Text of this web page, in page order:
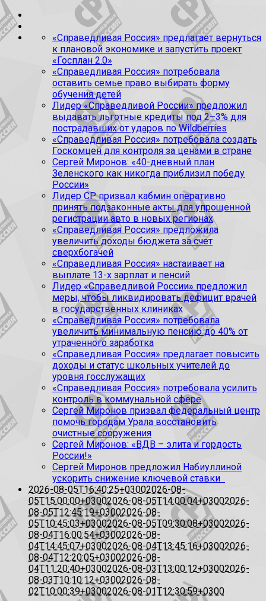
«Справедливая Россия» предлагает вернуться
к плановой экономике и запустить проект
«Госплан 2.0»
«Справедливая Россия» потребовала
оставить семье право выбирать форму
обучения детей
Лидер «Справедливой России» предложил
выдавать льготные кредиты под 2–3% для
пострадавших от ударов по Wildberries
«Справедливая Россия» потребовала создать
Госкомцен для контроля за ценами в стране
Сергей Миронов: «40-дневный план
Зеленского как никогда приблизил победу
России»
Лидер СР призвал кабмин оперативно
принять подзаконные акты для упрощенной
регистрации авто в новых регионах
«Справедливая Россия» предложила
увеличить доходы бюджета за счет
сверхбогачей
«Справедливая Россия» настаивает на
выплате 13-х зарплат и пенсий
Лидер «Справедливой России» предложил
меры, чтобы ликвидировать дефицит врачей
в государственных клиниках
«Справедливая Россия» потребовала
увеличить минимальную пенсию до 40% от
утраченного заработка
«Справедливая Россия» предлагает повысить
доходы и статус школьных учителей до
уровня госслужащих
«Справедливая Россия» потребовала усилить
контроль в коммунальной сфере
Сергей Миронов призвал федеральный центр
помочь городам Урала восстановить
очистные сооружения
Сергей Миронов: «ВДВ – элита и гордость
России!»
Сергей Миронов предложил Набиуллиной
ускорить снижение ключевой ставки
2026-08-05T16:40:25+03002026-08-
05T15:00:00+03002026-08-05T14:00:04+03002026-
08-05T12:45:19+03002026-08-
05T10:45:03+03002026-08-05T09:30:08+03002026-
08-04T16:00:54+03002026-08-
04T14:45:07+03002026-08-04T13:45:16+03002026-
08-04T12:20:05+03002026-08-
04T11:20:40+03002026-08-03T13:00:12+03002026-
08-03T10:10:12+03002026-08-
02T10:00:39+03002026-08-01T12:30:59+0300